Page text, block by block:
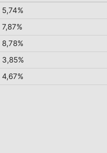
5,74%
7,87%
8,78%
3,85%
4,67%